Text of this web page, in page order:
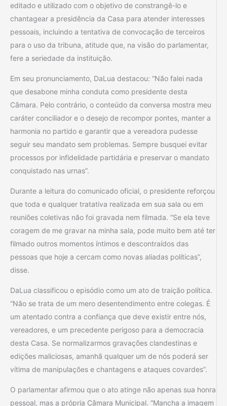
editado e utilizado com o objetivo de constrangê-lo e
chantagear a presidência da Casa para atender interesses
pessoais, incluindo a tentativa de convocação de terceiros
para o uso da tribuna, atitude que, na visão do parlamentar,
fere a seriedade da instituição.
Em seu pronunciamento, DaLua destacou: “Não falei nada
que desabone minha conduta como presidente desta
Câmara. Pelo contrário, o conteúdo da conversa mostra meu
caráter conciliador e o desejo de recompor pontes, manter a
harmonia no partido e garantir que a vereadora pudesse
seguir seu mandato sem problemas. Sempre busquei evitar
processos por infidelidade partidária e preservar o mandato
conquistado nas urnas”.
Durante a leitura do comunicado oficial, o presidente reforçou
que toda e qualquer tratativa realizada em sua sala ou em
reuniões coletivas não foi gravada nem filmada. “Se ela teve
coragem de me gravar na minha sala, pode muito bem até ter
filmado outros momentos íntimos e descontraídos das
pessoas que hoje a cercam como novas aliadas políticas”,
disse.
DaLua classificou o episódio como um ato de traição política.
“Não se trata de um mero desentendimento entre colegas. É
um atentado contra a confiança que deve existir entre nós,
vereadores, e um precedente perigoso para a democracia
desta Casa. Se normalizarmos gravações clandestinas e
edições maliciosas, amanhã qualquer um de nós poderá ser
vítima de manipulações e chantagens e ataques covardes”.
O parlamentar afirmou que o ato atinge não apenas sua honra
pessoal, mas a própria Câmara Municipal. “Mancha a imagem